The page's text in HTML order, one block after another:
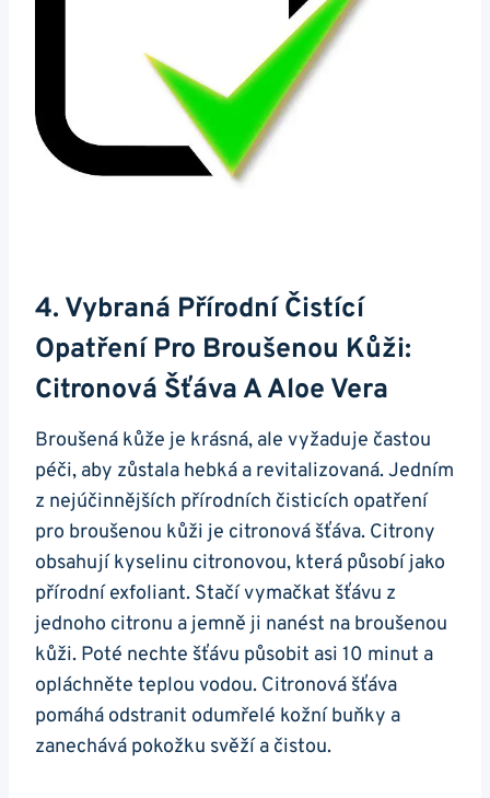
4. Vybraná Přírodní Čistící
Opatření Pro Broušenou​ Kůži:
Citronová ⁣šťáva⁢ A Aloe Vera
Broušená kůže‍ je krásná,‌ ale vyžaduje častou ​
péči, aby zůstala hebká a revitalizovaná. Jedním
‍z nejúčinnějších přírodních čisticích opatření
pro broušenou​ kůži je citronová šťáva. Citrony
obsahují kyselinu citronovou, která působí‍ jako
přírodní exfoliant. Stačí vymačkat šťávu z
jednoho citronu a jemně ⁢ji nanést na broušenou
kůži. Poté nechte šťávu působit ⁢asi 10 minut ⁣a
opláchněte teplou vodou. Citronová šťáva
pomáhá odstranit odumřelé kožní buňky⁤ a
zanechává pokožku​ svěží a čistou.